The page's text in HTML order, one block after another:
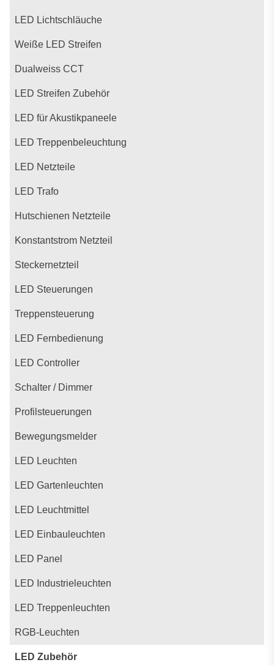
LED Lichtschläuche
Weiße LED Streifen
Dualweiss CCT
LED Streifen Zubehör
LED für Akustikpaneele
LED Treppenbeleuchtung
LED Netzteile
LED Trafo
Hutschienen Netzteile
Konstantstrom Netzteil
Steckernetzteil
LED Steuerungen
Treppensteuerung
LED Fernbedienung
LED Controller
Schalter / Dimmer
Profilsteuerungen
Bewegungsmelder
LED Leuchten
LED Gartenleuchten
LED Leuchtmittel
LED Einbauleuchten
LED Panel
LED Industrieleuchten
LED Treppenleuchten
RGB-Leuchten
LED Zubehör